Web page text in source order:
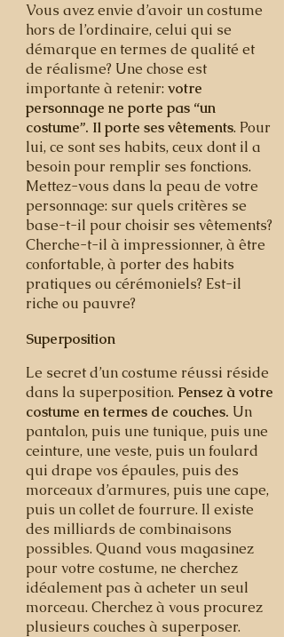
Vous avez envie d’avoir un costume
hors de l’ordinaire, celui qui se
démarque en termes de qualité et
de réalisme? Une chose est
importante à retenir: votre
personnage ne porte pas “un
costume’’. Il porte ses vêtements. Pour
lui, ce sont ses habits, ceux dont il a
besoin pour remplir ses fonctions.
Mettez-vous dans la peau de votre
personnage: sur quels critères se
base-t-il pour choisir ses vêtements?
Cherche-t-il à impressionner, à être
confortable, à porter des habits
pratiques ou cérémoniels? Est-il
riche ou pauvre?
Superposition
Le secret d’un costume réussi réside
dans la superposition. Pensez à votre
costume en termes de couches. Un
pantalon, puis une tunique, puis une
ceinture, une veste, puis un foulard
qui drape vos épaules, puis des
morceaux d’armures, puis une cape,
puis un collet de fourrure. Il existe
des milliards de combinaisons
possibles. Quand vous magasinez
pour votre costume, ne cherchez
idéalement pas à acheter un seul
morceau. Cherchez à vous procurez
plusieurs couches à superposer.